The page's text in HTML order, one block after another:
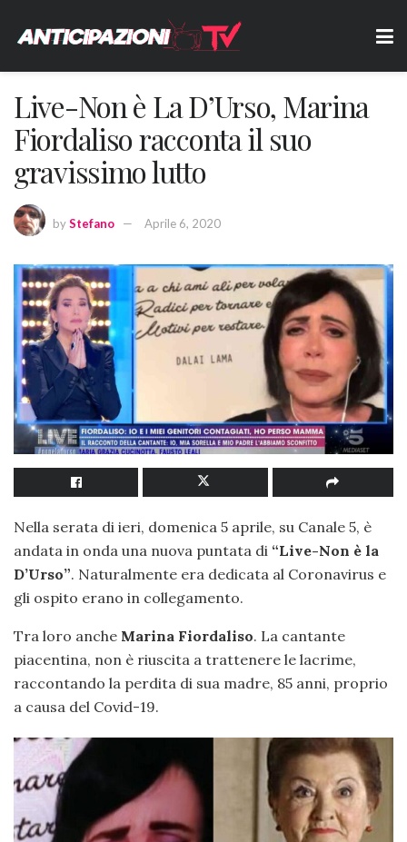
Live-Non è La D’Urso, Marina
Fiordaliso racconta il suo
gravissimo lutto
byStefano Aprile 6, 2020
Nella serata di ieri, domenica 5 aprile, su Canale 5, è
andata in onda una nuova puntata di “Live-Non è la
D’Urso”. Naturalmente era dedicata al Coronavirus e
gli ospito erano in collegamento.
Tra loro anche Marina Fiordaliso. La cantante
piacentina, non è riuscita a trattenere le lacrime,
raccontando la perdita di sua madre, 85 anni, proprio
a causa del Covid-19.